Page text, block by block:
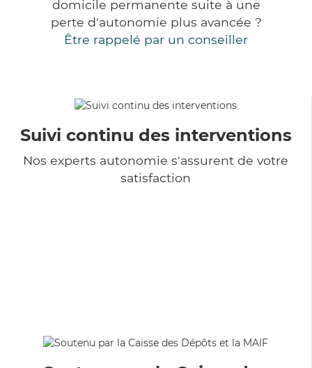
domicile permanente suite à une
perte d'autonomie plus avancée ?
Être rappelé par un conseiller
Suivi continu des interventions
Nos experts autonomie s'assurent de votre
satisfaction